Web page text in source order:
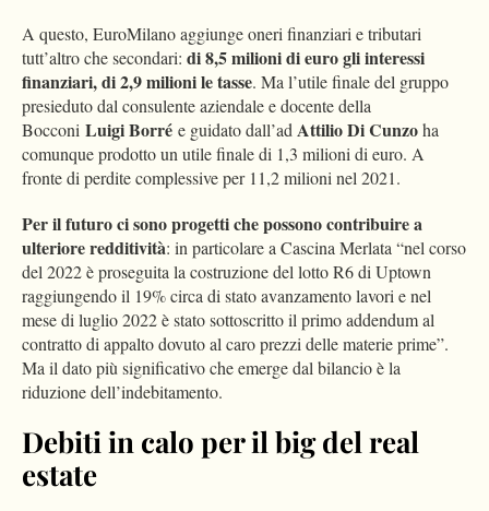
A questo, EuroMilano aggiunge oneri finanziari e tributari
tutt’altro che secondari: di 8,5 milioni di euro gli interessi
finanziari, di 2,9 milioni le tasse. Ma l’utile finale del gruppo
presieduto dal consulente aziendale e docente della
Bocconi Luigi Borré e guidato dall’ad Attilio Di Cunzoha
comunque prodotto un utile finale di 1,3 milioni di euro. A
fronte di perdite complessive per 11,2 milioni nel 2021.
Per il futuro ci sono progetti che possono contribuire a
ulteriore redditività: in particolare a Cascina Merlata “nel corso
del 2022 è proseguita la costruzione del lotto R6 di Uptown
raggiungendo il 19% circa di stato avanzamento lavori e nel
mese di luglio 2022 è stato sottoscritto il primo addendum al
contratto di appalto dovuto al caro prezzi delle materie prime”.
Ma il dato più significativo che emerge dal bilancio è la
riduzione dell’indebitamento.
Debiti in calo per il big del real
estate